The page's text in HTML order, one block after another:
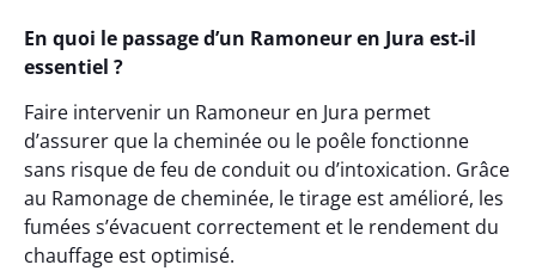
En quoi le passage d’un Ramoneur en Jura est-il
essentiel ?
Faire intervenir un Ramoneur en Jura permet
d’assurer que la cheminée ou le poêle fonctionne
sans risque de feu de conduit ou d’intoxication. Grâce
au Ramonage de cheminée, le tirage est amélioré, les
fumées s’évacuent correctement et le rendement du
chauffage est optimisé.